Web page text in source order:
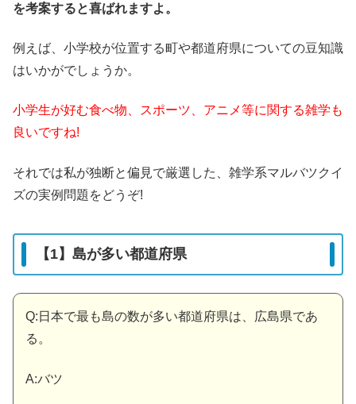
を考案すると喜ばれますよ。
例えば、小学校が位置する町や都道府県についての豆知識
はいかがでしょうか。
小学生が好む食べ物、スポーツ、アニメ等に関する雑学も
良いですね!
それでは私が独断と偏見で厳選した、雑学系マルバツクイ
ズの実例問題をどうぞ!
【1】島が多い都道府県
Q:日本で最も島の数が多い都道府県は、広島県であ
る。
A:バツ